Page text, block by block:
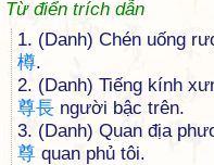
Từ điển trích dẫn
1. (Danh) Chén uống
樽.
2. (Danh) Tiếng kính
尊長 người bậc trên.
3. (Danh) Quan địa
尊 quan phủ tôi.